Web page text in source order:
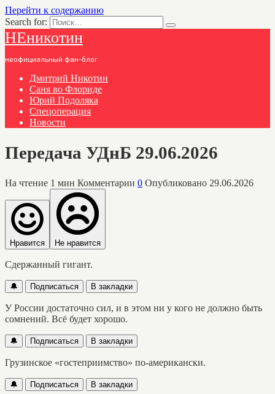
Перейти к содержанию
Search for:
НЕникотин
неофициальный фан-блог
Дмитрий Никотин
Саня во Флориде
Юрий Подоляка
Спецоперация
Новости
Передача УДнБ 29.06.2026
На чтение 1 мин Комментарии 0 Опубликовано 29.06.2026
Нравится Не нравится
Сдержанный гигант.
🔔 Подписаться В закладки
У России достаточно сил, и в этом ни у кого не должно быть
сомнений. Всё будет хорошо.
🔔 Подписаться В закладки
Грузинское «гостеприимство» по-американски.
🔔 Подписаться В закладки